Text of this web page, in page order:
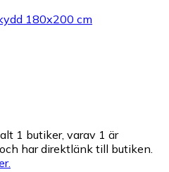
180x200 cm
1 butiker, varav 1 är
har direktlänk till butiken.